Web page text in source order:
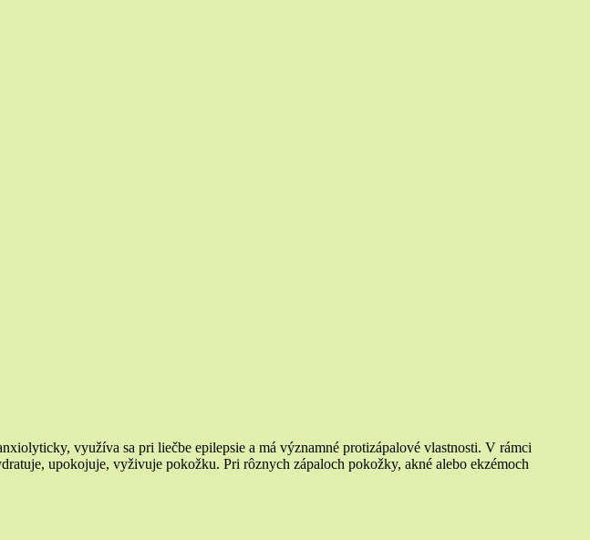
využíva sa pri liečbe epilepsie a má významné protizápalové vlastnosti. V rámci
upokojuje, vyživuje pokožku. Pri rôznych zápaloch pokožky, akné alebo ekzémoch